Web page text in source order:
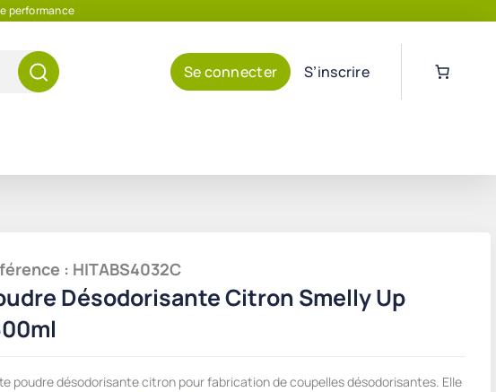
performance
Se connecter S’inscrire
: HITABS4032C
Désodorisante Citron Smelly Up
poudre désodorisante citron pour fabrication de coupelles désodorisantes. Elle